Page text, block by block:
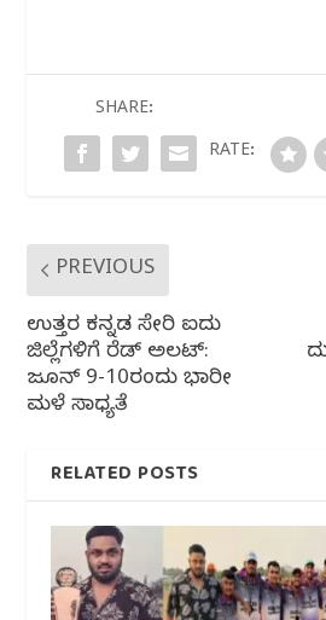
b
o
r A
p
ra
SHARE:
RATE:
PREVIOUS
ಉತ್ತರ ಕನ್ನಡ ಸೇರಿ ಐದು
ಜಿಲ್ಲೆಗಳಿಗೆ ರೆಡ್ ಅಲರ್ಟ್:
ಜೂನ್ 9-10ರಂದು ಭಾರೀ
ಮಳೆ ಸಾಧ್ಯತೆ
RELATED POSTS